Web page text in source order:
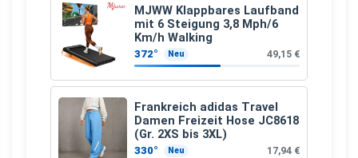
MJWW Klappbares Laufband
mit 6 Steigung 3,8 Mph/6
Km/h Walking
372° Neu 49,15 €
Frankreich adidas Travel
Damen Freizeit Hose JC8618
(Gr. 2XS bis 3XL)
330° Neu 17,94 €